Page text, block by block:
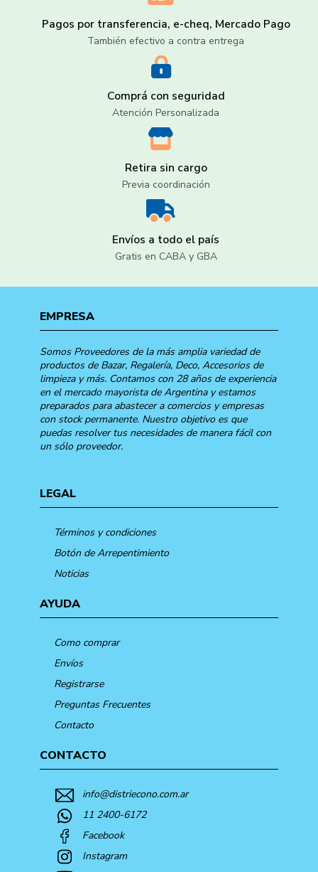
Pagos por transferencia, e-cheq, Mercado Pago
También efectivo a contra entrega
Comprá con seguridad
Atención Personalizada
Retira sin cargo
Previa coordinación
Envíos a todo el país
Gratis en CABA y GBA
EMPRESA
Somos Proveedores de la más amplia variedad de
productos de Bazar, Regalería, Deco, Accesorios de
limpieza y más. Contamos con 28 años de experiencia
en el mercado mayorista de Argentina y estamos
preparados para abastecer a comercios y empresas
con stock permanente. Nuestro objetivo es que
puedas resolver tus necesidades de manera fácil con
un sólo proveedor.
LEGAL
Términos y condiciones
Botón de Arrepentimiento
Noticias
AYUDA
Como comprar
Envíos
Registrarse
Preguntas Frecuentes
Contacto
CONTACTO
info@distriecono.com.ar
11 2400-6172
Facebook
Instagram